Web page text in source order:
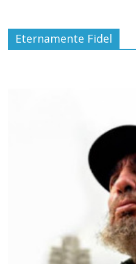
Eternamente Fidel